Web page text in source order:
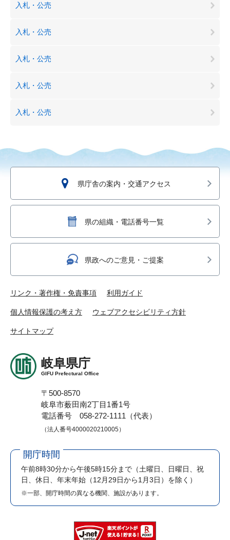
入札・公売
入札・公売
入札・公売
入札・公売
入札・公売
県庁舎の案内・交通アクセス
県の組織・電話番号一覧
県政へのご意見・ご提案
リンク・著作権・免責事項 利用ガイド
個人情報保護の考え方 ウェブアクセシビリティ方針
サイトマップ
岐阜県庁
GIFU Prefectural Office
〒500-8570
岐阜市薮田南2丁目1番1号
電話番号 058-272-1111（代表）
（法人番号4000020210005）
開庁時間
午前8時30分から午後5時15分まで （土曜日、日曜日、祝
日、休日、年末年始（12月29日から1月3日）を除く）
※一部、開庁時間の異なる機関、施設があります。